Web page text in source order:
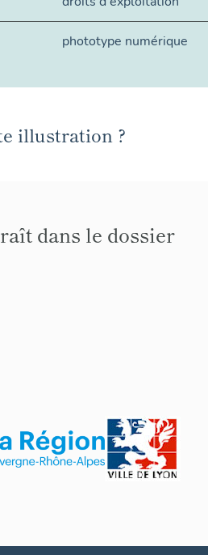
phototype numérique
illustration ?
dans le dossier